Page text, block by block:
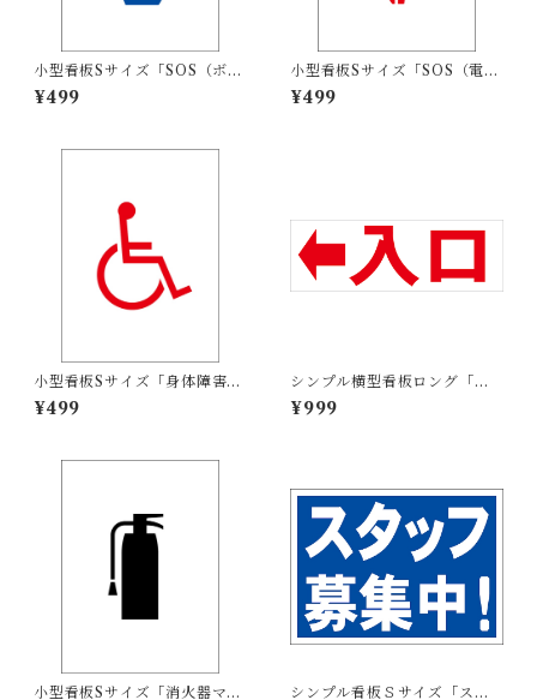
小型看板Sサイズ「SOS（ボタ
ン）マーク（青）」 屋外可
【その他・マーク】
¥499
小型看板Sサイズ「SOS（電
話）マーク（赤）」 屋外可
【その他・マーク】
¥499
小型看板Sサイズ「身体障害者
マーク（赤）」 屋外可【その
他・マーク】
¥499
シンプル横型看板ロング「入
口 左矢印(赤)」【駐車場】屋
外可
¥999
小型看板Sサイズ「消火器マー シンプル看板Ｓサイズ「スタ